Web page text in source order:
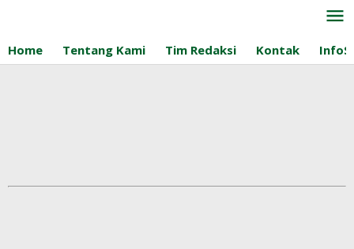
konten
Home Tentang Kami Tim Redaksi Kontak